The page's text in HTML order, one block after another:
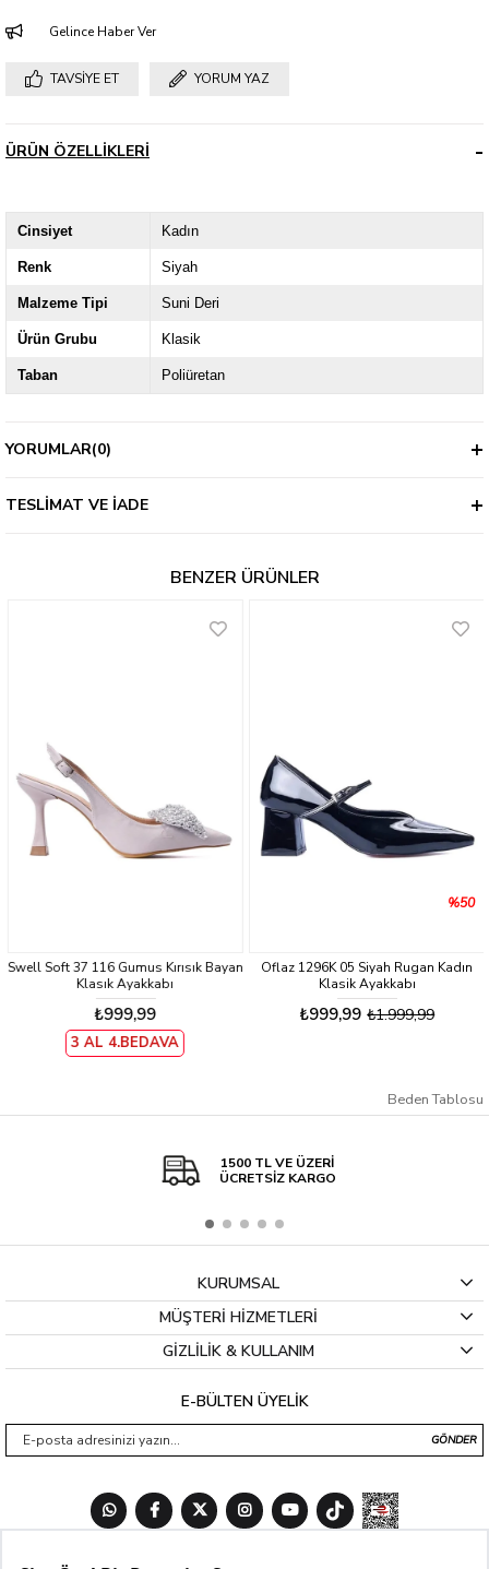
Gelince Haber Ver
TAVSIYE ET YORUM YAZ
ÜRÜN ÖZELLIKLERI
Cinsiyet Kadın
Renk Siyah
Malzeme Tipi Suni Deri
Ürün Grubu Klasik
Taban Poliüretan
YORUMLAR(0)
TESLIMAT VE İADE
BENZER ÜRÜNLER
Swell Soft 37 116 Gumus Kırısık Bayan
Klasık Ayakkabı
₺999,99
3 AL 4.BEDAVA
Oflaz 1296K 05 Siyah Rugan Kadın
Klasik Ayakkabı
₺999,99 ₺1.999,99
%50
Beden Tablosu
1500 TL VE ÜZERİ
ÜCRETSİZ KARGO
KURUMSAL
MÜŞTERİ HİZMETLERİ
GİZLİLİK & KULLANIM
E-BÜLTEN ÜYELİK
GÖNDER